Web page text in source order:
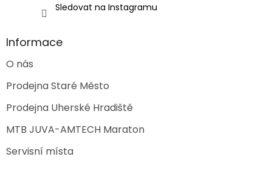
Sledovat na Instagramu
Informace
O nás
Prodejna Staré Město
Prodejna Uherské Hradiště
MTB JUVA-AMTECH Maraton
Servisní místa